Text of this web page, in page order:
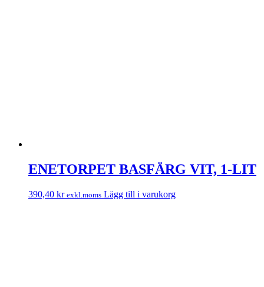
ENETORPET BASFÄRG VIT, 1-LIT
390,40 kr exkl.moms Lägg till i varukorg